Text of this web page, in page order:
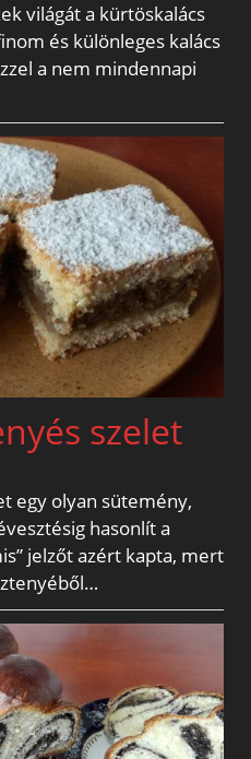
világát a kürtöskalács
és különleges kalács
a nem mindennapi
szelet
egy olyan sütemény,
hasonlít a
jelzőt azért kapta, mert